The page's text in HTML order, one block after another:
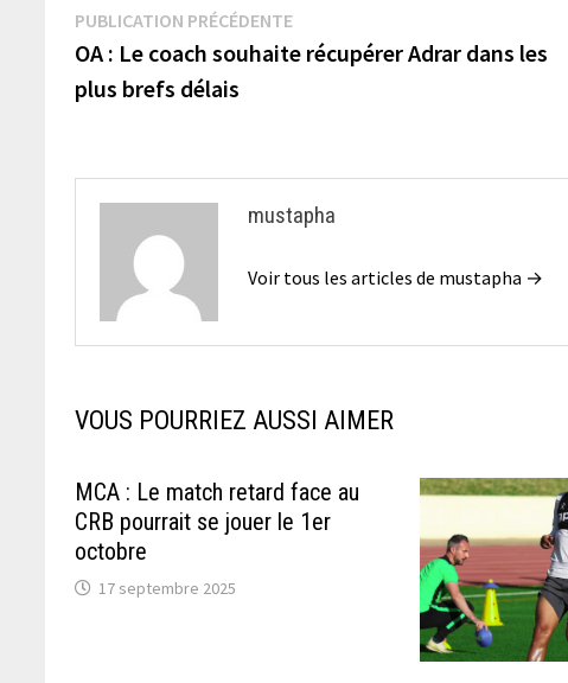
Navigation
de
l’article
PUBLICATION PRÉCÉDENTEPublication
précédente :
OA : Le coach souhaite récupérer Adrar dans les
plus brefs délais
mustapha
Voir tous les articles de mustapha →
VOUS POURRIEZ AUSSI AIMER
MCA : Le match retard face au
CRB pourrait se jouer le 1er
octobre
17 septembre 2025